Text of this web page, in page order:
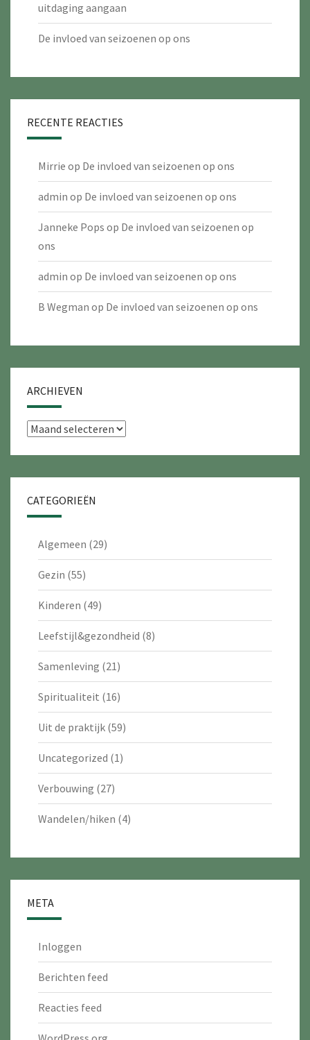
uitdaging aangaan
De invloed van seizoenen op ons
RECENTE REACTIES
Mirrie op De invloed van seizoenen op ons
admin op De invloed van seizoenen op ons
Janneke Pops op De invloed van seizoenen op
ons
admin op De invloed van seizoenen op ons
B Wegman op De invloed van seizoenen op ons
ARCHIEVEN
Archieven
CATEGORIEËN
Algemeen (29)
Gezin (55)
Kinderen (49)
Leefstijl&gezondheid (8)
Samenleving (21)
Spiritualiteit (16)
Uit de praktijk (59)
Uncategorized (1)
Verbouwing (27)
Wandelen/hiken (4)
META
Inloggen
Berichten feed
Reacties feed